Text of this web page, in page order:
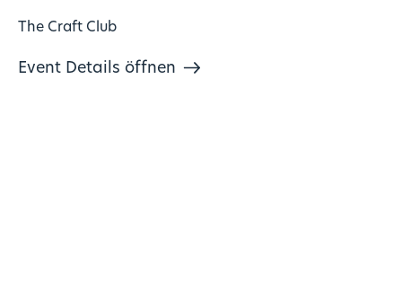
The Craft Club
Event Details öffnen